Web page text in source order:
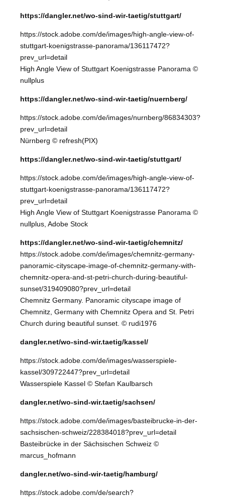
https://dangler.net/wo-sind-wir-taetig/stuttgart/
https://stock.adobe.com/de/images/high-angle-view-of-
stuttgart-koenigstrasse-panorama/136117472?
prev_url=detail
High Angle View of Stuttgart Koenigstrasse Panorama ©
nullplus
https://dangler.net/wo-sind-wir-taetig/nuernberg/
https://stock.adobe.com/de/images/nurnberg/86834303?
prev_url=detail
Nürnberg © refresh(PIX)
https://dangler.net/wo-sind-wir-taetig/stuttgart/
https://stock.adobe.com/de/images/high-angle-view-of-
stuttgart-koenigstrasse-panorama/136117472?
prev_url=detail
High Angle View of Stuttgart Koenigstrasse Panorama ©
nullplus, Adobe Stock
https://dangler.net/wo-sind-wir-taetig/chemnitz/
https://stock.adobe.com/de/images/chemnitz-germany-
panoramic-cityscape-image-of-chemnitz-germany-with-
chemnitz-opera-and-st-petri-church-during-beautiful-
sunset/319409080?prev_url=detail
Chemnitz Germany. Panoramic cityscape image of
Chemnitz, Germany with Chemnitz Opera and St. Petri
Church during beautiful sunset. © rudi1976
dangler.net/wo-sind-wir.taetig/kassel/
https://stock.adobe.com/de/images/wasserspiele-
kassel/309722447?prev_url=detail
Wasserspiele Kassel © Stefan Kaulbarsch
dangler.net/wo-sind-wir.taetig/sachsen/
https://stock.adobe.com/de/images/basteibrucke-in-der-
sachsischen-schweiz/228384018?prev_url=detail
Basteibrücke in der Sächsischen Schweiz ©
marcus_hofmann
dangler.net/wo-sind-wir-taetig/hamburg/
https://stock.adobe.com/de/search?